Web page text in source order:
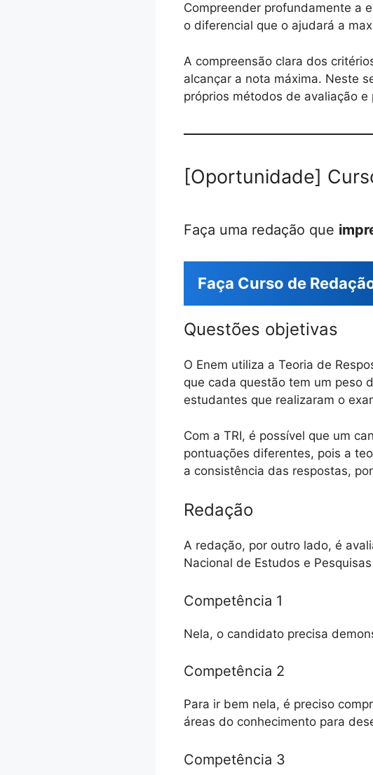
Compreender profundamente a
o diferencial que o ajudará a
A compreensão clara dos
alcançar a nota máxima. Neste
próprios métodos de avaliação e
[Oportunidade]
Faça uma redação que
Faça Curso de
Questões objetivas
O Enem utiliza a Teoria de
que cada questão tem um peso
estudantes que realizaram o
Com a TRI, é possível que um
pontuações diferentes, pois a
a consistência das respostas,
Redação
A redação, por outro lado, é
Nacional de Estudos e
Competência 1
Nela, o candidato precisa
Competência 2
Para ir bem nela, é preciso
áreas do conhecimento para
Competência 3